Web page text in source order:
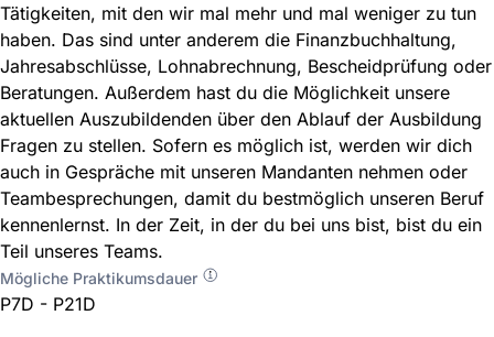
Tätigkeiten, mit den wir mal mehr und mal weniger zu tun
haben. Das sind unter anderem die Finanzbuchhaltung,
Jahresabschlüsse, Lohnabrechnung, Bescheidprüfung oder
Beratungen. Außerdem hast du die Möglichkeit unsere
aktuellen Auszubildenden über den Ablauf der Ausbildung
Fragen zu stellen. Sofern es möglich ist, werden wir dich
auch in Gespräche mit unseren Mandanten nehmen oder
Teambesprechungen, damit du bestmöglich unseren Beruf
kennenlernst. In der Zeit, in der du bei uns bist, bist du ein
Teil unseres Teams.
Mögliche Praktikumsdauer
P7D - P21D